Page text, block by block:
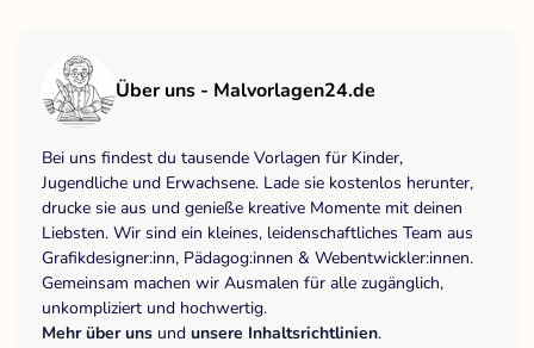
Über uns - Malvorlagen24.de
Bei uns findest du tausende Vorlagen für Kinder,
Jugendliche und Erwachsene. Lade sie kostenlos herunter,
drucke sie aus und genieße kreative Momente mit deinen
Liebsten. Wir sind ein kleines, leidenschaftliches Team aus
Grafikdesigner:inn, Pädagog:innen & Webentwickler:innen.
Gemeinsam machen wir Ausmalen für alle zugänglich,
unkompliziert und hochwertig.
Mehr über uns und unsere Inhaltsrichtlinien.